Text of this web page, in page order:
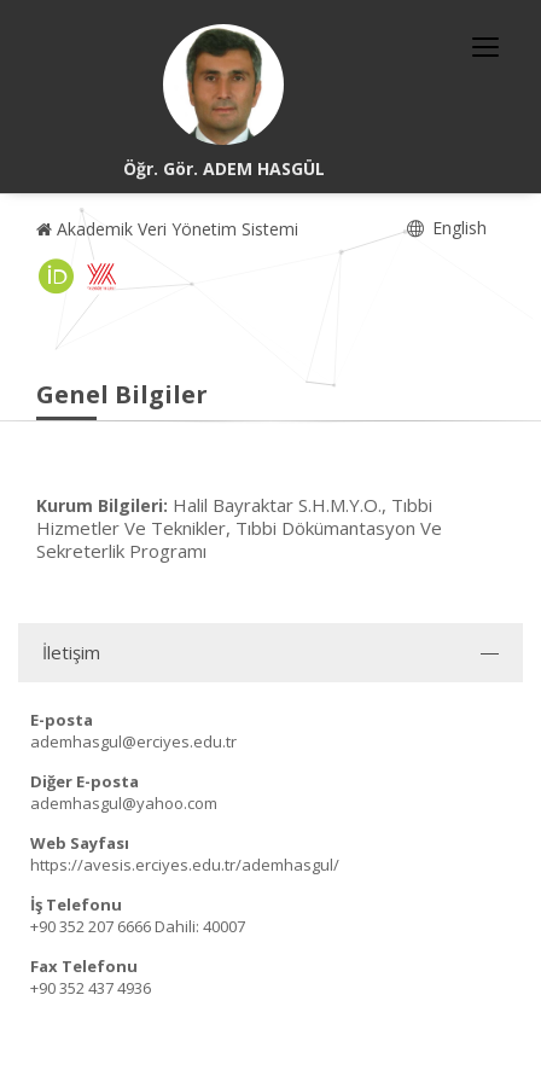
Öğr. Gör. ADEM HASGÜL
Akademik Veri Yönetim Sistemi English
Genel Bilgiler
Kurum Bilgileri: Halil Bayraktar S.H.M.Y.O., Tıbbi
Hizmetler Ve Teknikler, Tıbbi Dökümantasyon Ve
Sekreterlik Programı
İletişim
E-posta
ademhasgul@erciyes.edu.tr
Diğer E-posta
ademhasgul@yahoo.com
Web Sayfası
https://avesis.erciyes.edu.tr/ademhasgul/
İş Telefonu
+90 352 207 6666 Dahili: 40007
Fax Telefonu
+90 352 437 4936